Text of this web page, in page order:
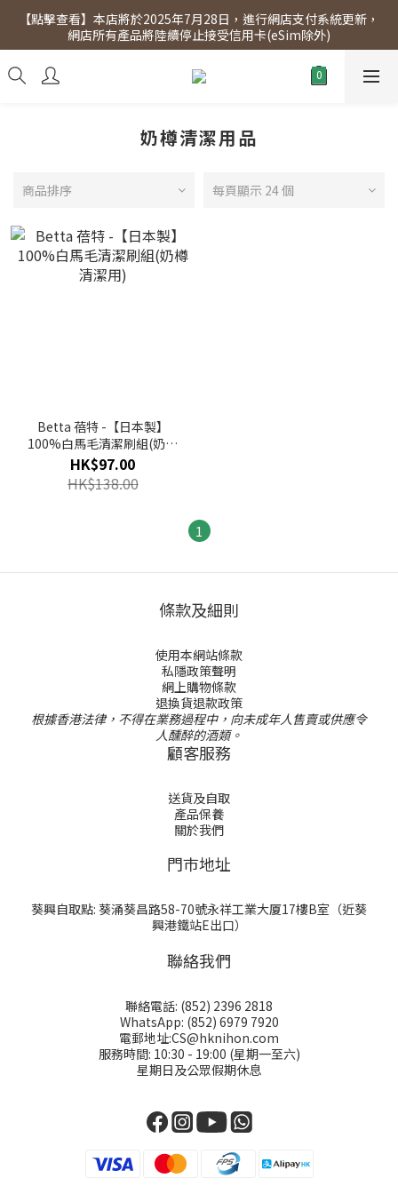
【點擊查看】會員專享 星期三全單95折!!!（優惠期至2026年12月
31日）。滿$300即免運費。
【點擊查看】本店將於2025年7月28日，進行網店支付系統更新，
網店所有產品將陸續停止接受信用卡(eSim除外)
【點擊查看】會員專享 星期三全單95折!!!（優惠期至2026年12月
31日）。滿$300即免運費。
奶樽清潔用品
商品排序 每頁顯示 24 個
Betta 蓓特 -【日本製】
100%白馬毛清潔刷組(奶樽
清潔用)
HK$97.00
HK$138.00
1
條款及細則
使用本網站條款
私隱政策聲明
網上購物條款
退換貨退款政策
根據香港法律，不得在業務過程中，向未成年人售賣或供應令
人醺醉的酒類。
顧客服務
送貨及自取
產品保養
關於我們
門巿地址
葵興自取點: 葵涌葵昌路58-70號永祥工業大厦17樓B室（近葵
興港鐵站E出口）
聯絡我們
聯絡電話: (852) 2396 2818
WhatsApp: (852) 6979 7920
電郵地址:CS@hknihon.com
服務時間: 10:30 - 19:00 (星期一至六)
星期日及公眾假期休息